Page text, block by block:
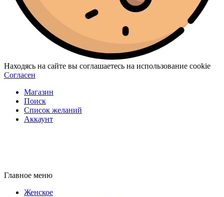
Находясь на сайте вы соглашаетесь на использование cookie
Согласен
Магазин
Поиск
Список желаний
Аккаунт
Главное меню
Женское